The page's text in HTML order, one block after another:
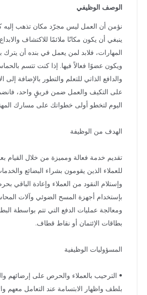
الوصف الوظيفي
نؤمن أن العمل ليس مجرّد مكان تذهب إليه
ينبغي أن يكون مكانًا ملائمًا للاكتشاف
المهارات، فلابد لمن يعمل في بنده أن
ويكون عضوًا فعالاً فيها. إذا كنت تتسم
والدافع الذاتي للتعلم والتطور بالإضافة إلى
على التكيف والعمل ضمن فريقٍ واحد،
اليوم لتخطو أولى خطواتك على مسارك
الهدف من الوظيفة
تقديم خدمة فعالة ومميزة من خلال القيام
للعملاء الذين يقومون بشراء البضائع
وإستلام النقود من العملاء وإعادة الباقي
بإستخدام أجهزة المسح الضوئي وآلات
ومعالجة عمليات الدفع التي تتم بواسطة
بطاقات الإئتمان أو نقاط قطاف.
المسؤوليات الوظيفية
• الترحيب بالعملاء والحرص على إرضائهم
بلطف واظهار الابتسامة عند التعامل معهم